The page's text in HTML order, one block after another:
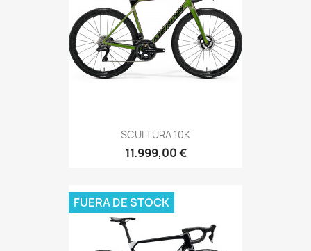
SCULTURA 10K
11.999,00 €
FUERA DE STOCK